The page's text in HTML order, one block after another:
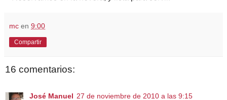
mc en 9:00
Compartir
16 comentarios:
José Manuel 27 de noviembre de 2010 a las 9:15